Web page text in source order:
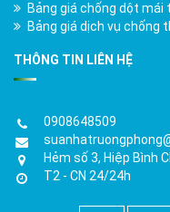
Bảng giá chống dột mái
Bảng giá dịch vụ chống
THÔNG TIN LIÊN HỆ
0908648509
Hẻm số 3, Hiệp Bình
T2 - CN 24/24h